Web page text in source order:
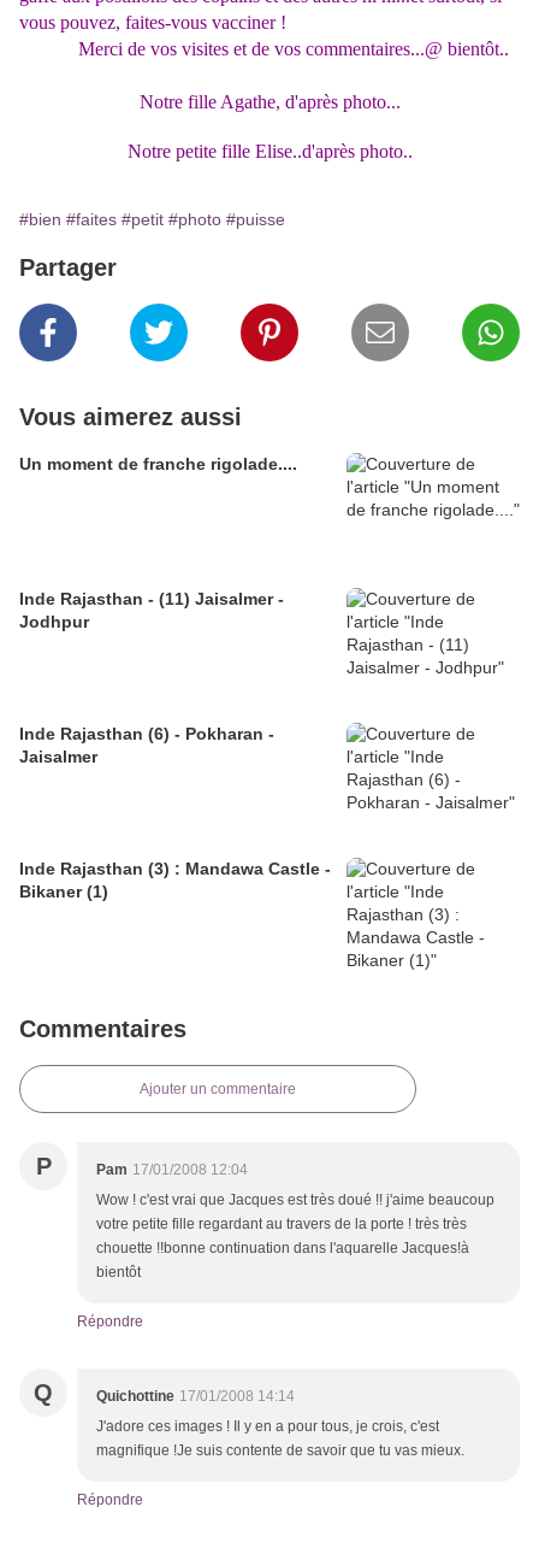
vous pouvez, faites-vous vacciner !
Merci de vos visites et de vos commentaires...@ bientôt..
Notre fille Agathe, d'après photo...
Notre petite fille Elise..d'après photo..
#bien #faites #petit #photo #puisse
Partager
Vous aimerez aussi
Un moment de franche rigolade....
Inde Rajasthan - (11) Jaisalmer -
Jodhpur
Inde Rajasthan (6) - Pokharan -
Jaisalmer
Inde Rajasthan (3) : Mandawa Castle -
Bikaner (1)
Commentaires
Ajouter un commentaire
P Pam 17/01/2008 12:04
Wow ! c'est vrai que Jacques est très doué !! j'aime beaucoup
votre petite fille regardant au travers de la porte ! très très
chouette !!bonne continuation dans l'aquarelle Jacques!à
bientôt
Répondre
Q Quichottine 17/01/2008 14:14
J'adore ces images ! Il y en a pour tous, je crois, c'est
magnifique !Je suis contente de savoir que tu vas mieux.
Répondre